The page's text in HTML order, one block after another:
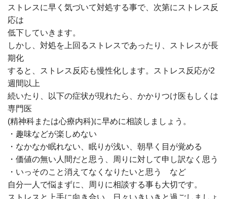
ストレスに早く気づいて対処する事で、次第にストレス反
応は
低下していきます。
しかし、対処を上回るストレスであったり、ストレスが長
期化
すると、ストレス反応も慢性化します。ストレス反応が2
週間以上
続いたり、以下の症状が現れたら、かかりつけ医もしくは
専門医
(精神科または心療内科)に早めに相談しましょう。
・趣味などが楽しめない
・なかなか眠れない、眠りが浅い、朝早く目が覚める
・価値の無い人間だと思う、周りに対して申し訳なく思う
・いっそのこと消えてなくなりたいと思う など
自分一人で悩まずに、周りに相談する事も大切です。